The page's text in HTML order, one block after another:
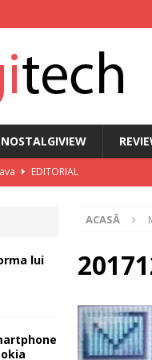
NOSTALGIVIEW
EDITORIAL
Nokia Asha sub forma lui
Agent Q – Smartphone de lux
ACASĂ
lui